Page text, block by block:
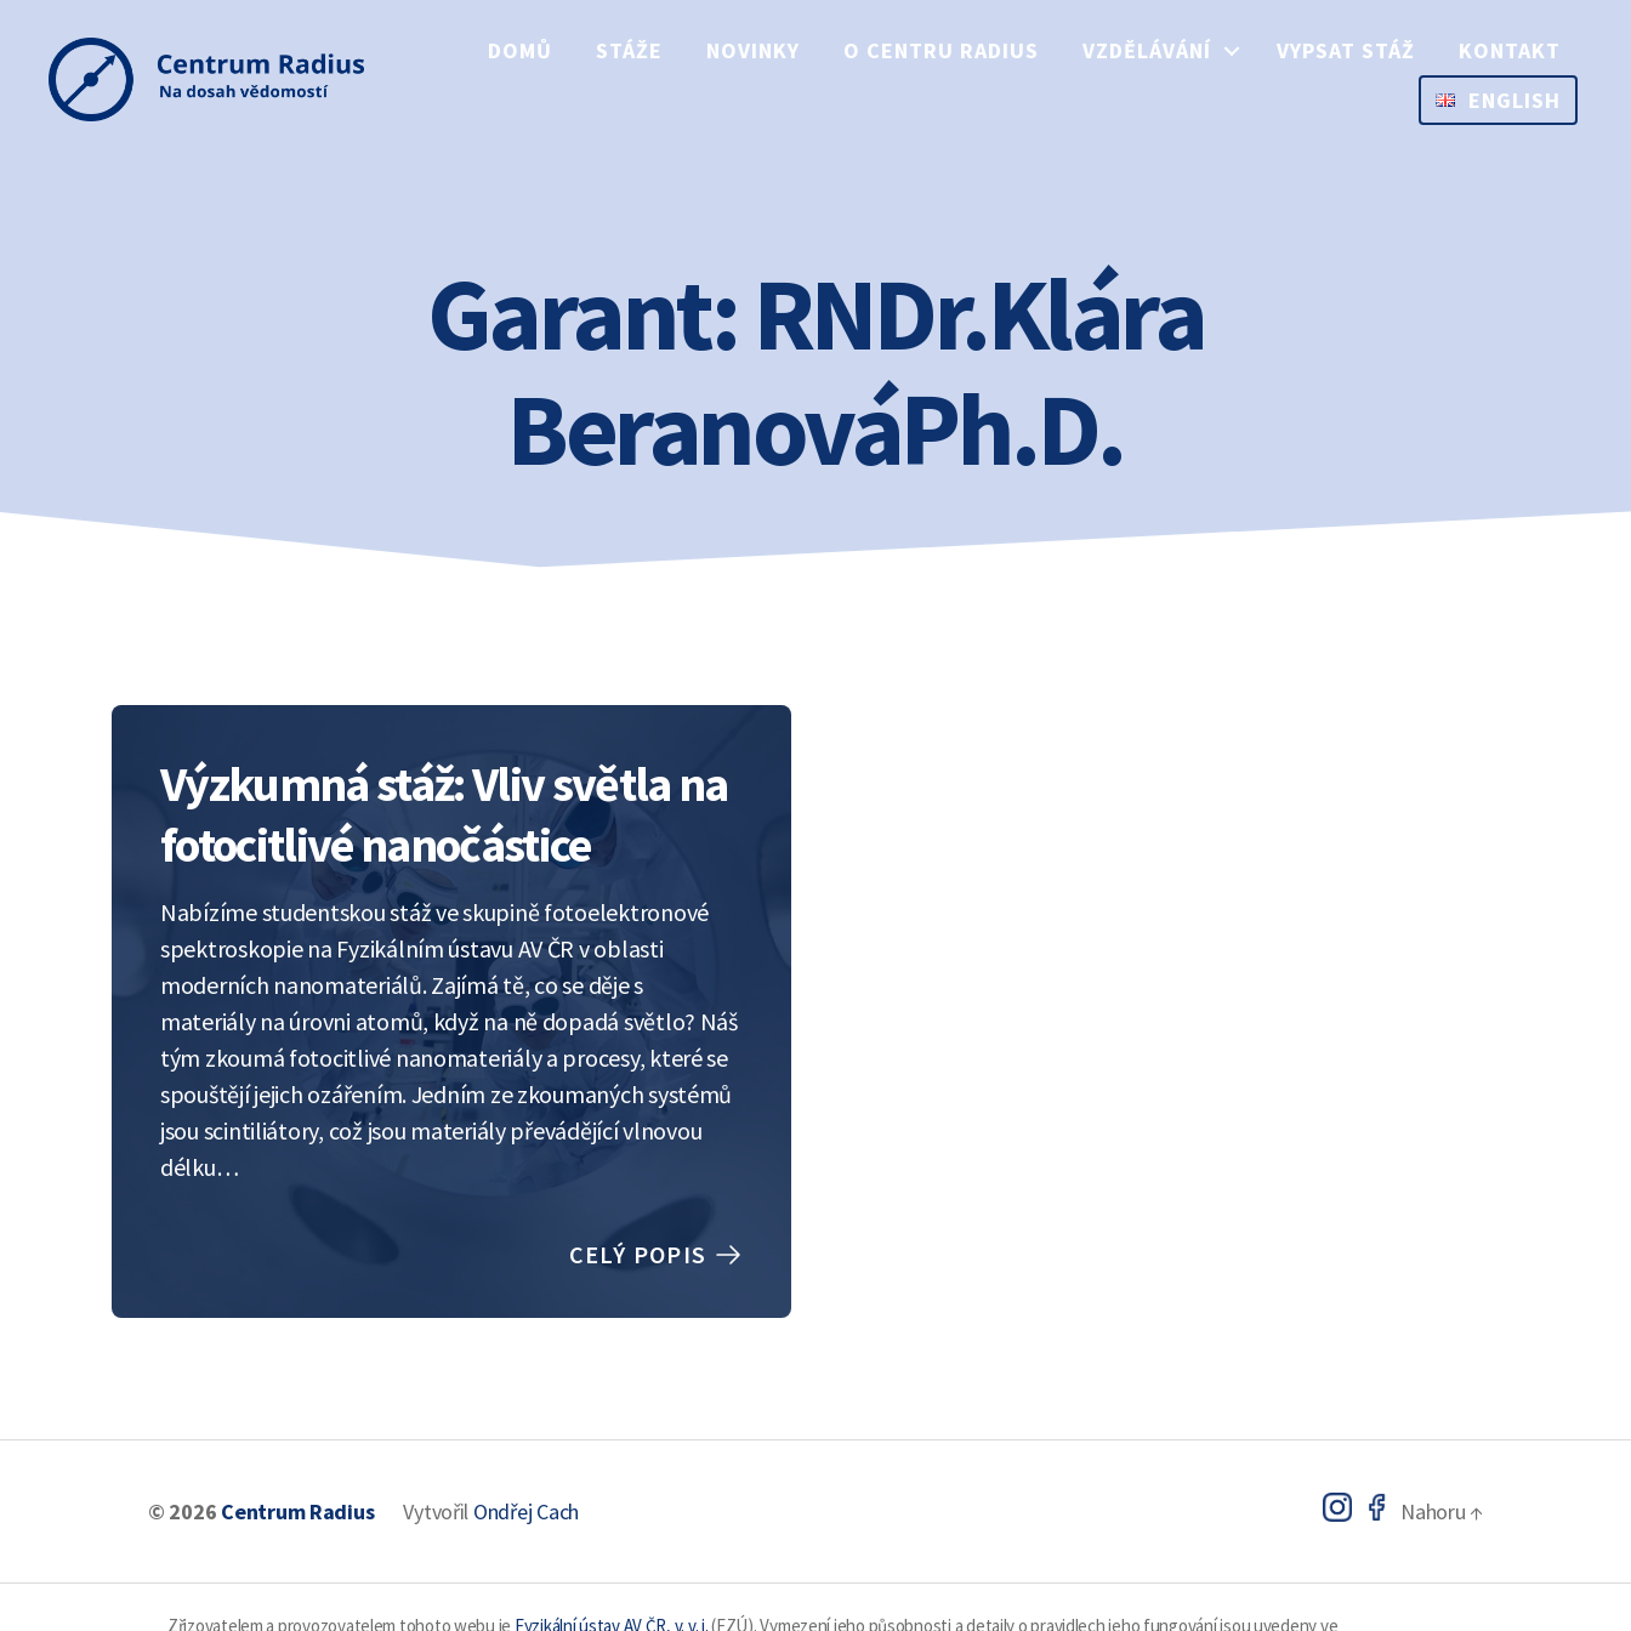
DOMŮ STÁŽE NOVINKY O CENTRU RADIUS VZDĚLÁVÁNÍ VYPSAT STÁŽ
KONTAKT
ENGLISH
Garant:RNDr.Klára
BeranováPh.D.
Výzkumná stáž: Vliv světla na
fotocitlivé nanočástice
Nabízíme studentskou stáž ve skupině fotoelektronové
spektroskopie na Fyzikálním ústavu AV ČR v oblasti
moderních nanomateriálů. Zajímá tě, co se děje s
materiály na úrovni atomů, když na ně dopadá světlo? Náš
tým zkoumá fotocitlivé nanomateriály a procesy, které se
spouštějí jejich ozářením. Jedním ze zkoumaných systémů
jsou scintiliátory, což jsou materiály převádějící vlnovou
délku…
CELÝ POPIS
© 2026 Centrum Radius Vytvořil Ondřej Cach Nahoru ↑
Zřizovatelem a provozovatelem tohoto webu je Fyzikální ústav AV ČR, v. v. i.(FZÚ). Vymezení jeho působnosti a detaily o pravidlech jeho fungování jsou uvedeny ve